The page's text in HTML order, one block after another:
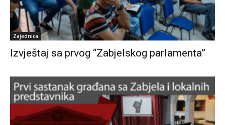
Zajednica
Izvještaj sa prvog “Zabjelskog parlamenta”